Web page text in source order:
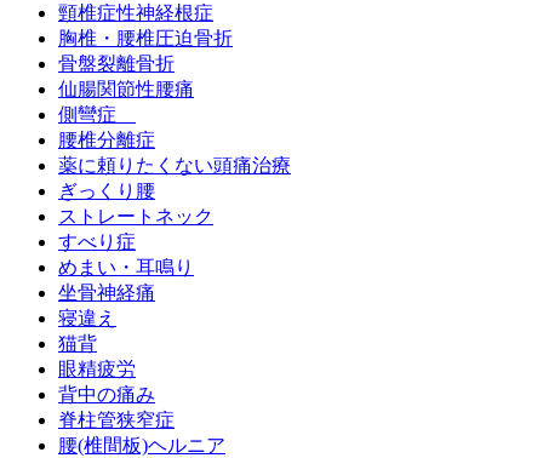
頸椎症性神経根症
胸椎・腰椎圧迫骨折
骨盤裂離骨折
仙腸関節性腰痛
側彎症
腰椎分離症
薬に頼りたくない頭痛治療
ぎっくり腰
ストレートネック
すべり症
めまい・耳鳴り
坐骨神経痛
寝違え
猫背
眼精疲労
背中の痛み
脊柱管狭窄症
腰(椎間板)ヘルニア